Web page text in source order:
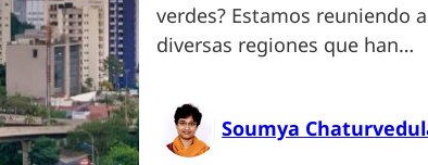
verdes? Estamos reuniendo
diversas regiones que han…
Soumya